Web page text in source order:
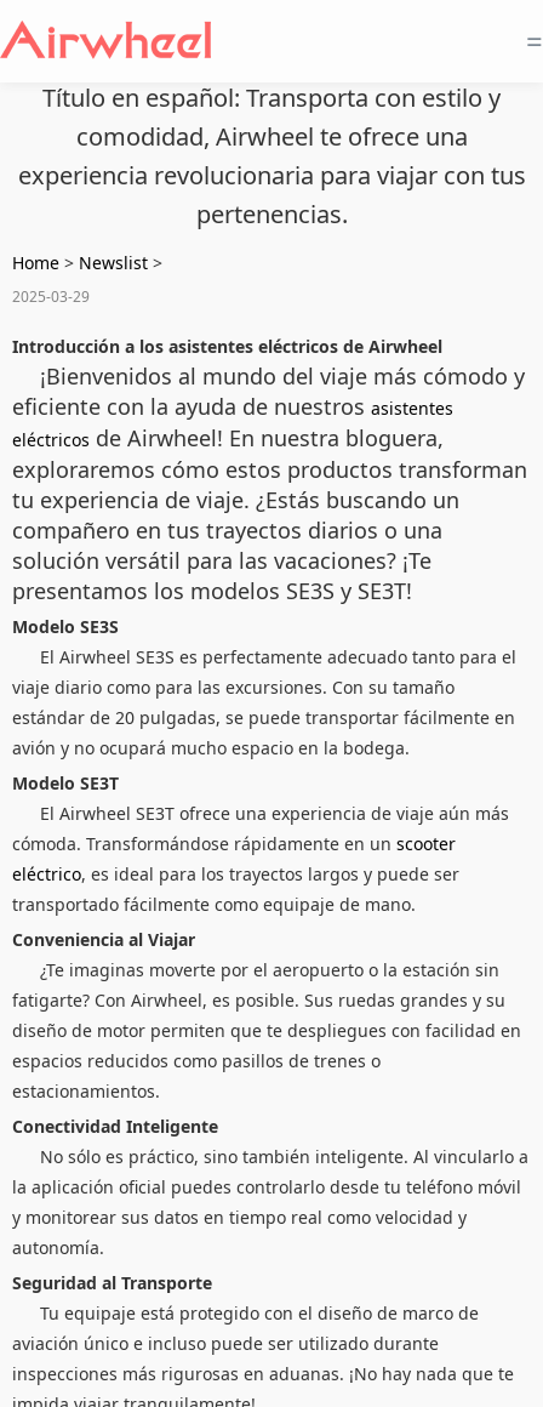
=
Título en español: Transporta con estilo y
comodidad, Airwheel te ofrece una
experiencia revolucionaria para viajar con tus
pertenencias.
Home > Newslist >
2025-03-29
Introducción a los asistentes eléctricos de Airwheel
¡Bienvenidos al mundo del viaje más cómodo y
eficiente con la ayuda de nuestros asistentes
eléctricos de Airwheel! En nuestra bloguera,
exploraremos cómo estos productos transforman
tu experiencia de viaje. ¿Estás buscando un
compañero en tus trayectos diarios o una
solución versátil para las vacaciones? ¡Te
presentamos los modelos SE3S y SE3T!
Modelo SE3S
El Airwheel SE3S es perfectamente adecuado tanto para el
viaje diario como para las excursiones. Con su tamaño
estándar de 20 pulgadas, se puede transportar fácilmente en
avión y no ocupará mucho espacio en la bodega.
Modelo SE3T
El Airwheel SE3T ofrece una experiencia de viaje aún más
cómoda. Transformándose rápidamente en un scooter
eléctrico, es ideal para los trayectos largos y puede ser
transportado fácilmente como equipaje de mano.
Conveniencia al Viajar
¿Te imaginas moverte por el aeropuerto o la estación sin
fatigarte? Con Airwheel, es posible. Sus ruedas grandes y su
diseño de motor permiten que te despliegues con facilidad en
espacios reducidos como pasillos de trenes o
estacionamientos.
Conectividad Inteligente
No sólo es práctico, sino también inteligente. Al vincularlo a
la aplicación oficial puedes controlarlo desde tu teléfono móvil
y monitorear sus datos en tiempo real como velocidad y
autonomía.
Seguridad al Transporte
Tu equipaje está protegido con el diseño de marco de
aviación único e incluso puede ser utilizado durante
inspecciones más rigurosas en aduanas. ¡No hay nada que te